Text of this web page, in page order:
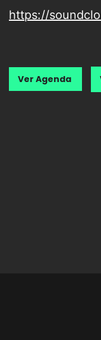
https://
Ver Agenda